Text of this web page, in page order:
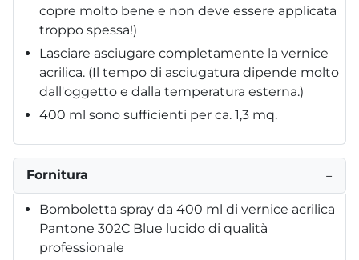
copre molto bene e non deve essere applicata
troppo spessa!)
Lasciare asciugare completamente la vernice
acrilica. (Il tempo di asciugatura dipende molto
dall'oggetto e dalla temperatura esterna.)
400 ml sono sufficienti per ca. 1,3 mq.
Fornitura −
Bomboletta spray da 400 ml di vernice acrilica
Pantone 302C Blue lucido di qualità
professionale